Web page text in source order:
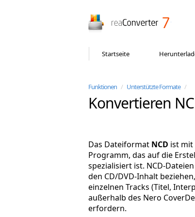
Startseite
Funktionen / Unterstützte Formate /
Konvertieren
Das Dateiformat NCD ist mit
Programm, das auf die
spezialisiert ist. NCD-
den CD/DVD-Inhalt
einzelnen Tracks (Titel,
außerhalb des Nero
erfordern.